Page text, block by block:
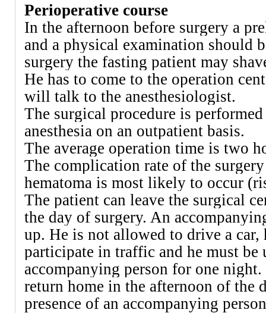
Perioperative course
In the afternoon before surgery a
and a physical examination should
surgery the fasting patient may
He has to come to the operation
will talk to the anesthesiologist.
The surgical procedure is
anesthesia on an outpatient basis.
The average operation time is two
The complication rate of the
hematoma is most likely to occur
The patient can leave the surgical
the day of surgery. An
up. He is not allowed to drive a
participate in traffic and he must be
accompanying person for one
return home in the afternoon of the
presence of an accompanying